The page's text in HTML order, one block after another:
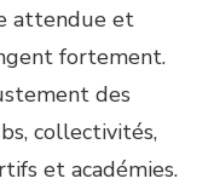
attendue et
fortement.
des
collectivités,
et académies.